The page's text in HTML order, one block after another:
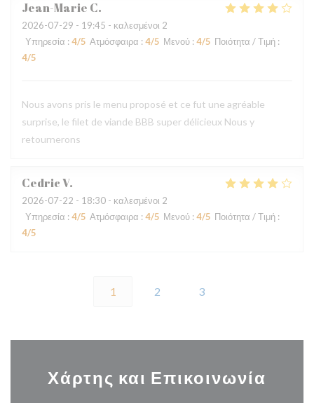
Jean-Marie C
2026-07-29 - 19:45 - καλεσμένοι 2
Υπηρεσία : 4/5 Ατμόσφαιρα : 4/5 Μενού : 4/5 Ποιότητα / Τιμή :
4/5
Nous avons pris le menu proposé et ce fut une agréable
surprise, le filet de viande BBB super délicieux Nous y
retournerons
CedricV
2026-07-22 - 18:30 - καλεσμένοι 2
Υπηρεσία : 4/5 Ατμόσφαιρα : 4/5 Μενού : 4/5 Ποιότητα / Τιμή :
4/5
1 2 3
Χάρτης και Επικοινωνία